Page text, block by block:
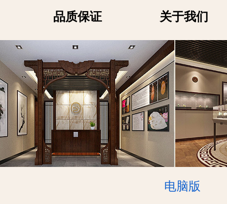
品质保证
关于我们
电脑版